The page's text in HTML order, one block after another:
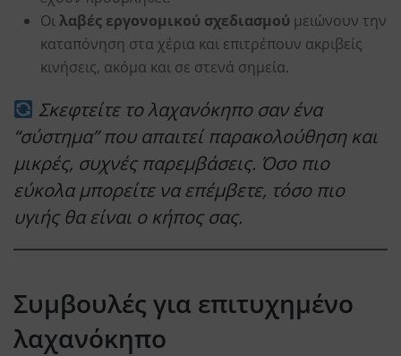
Οιλαβές εργονομικού σχεδιασμού μειώνουν την
καταπόνηση στα χέρια και επιτρέπουν ακριβείς
κινήσεις, ακόμα και σε στενά σημεία.
Σκεφτείτε το λαχανόκηπο σαν ένα
“σύστημα” που απαιτεί παρακολούθηση και
μικρές, συχνές παρεμβάσεις. Όσο πιο
εύκολα μπορείτε να επέμβετε, τόσο πιο
υγιής θα είναι ο κήπος σας.
Συμβουλές για επιτυχημένο
λαχανόκηπο